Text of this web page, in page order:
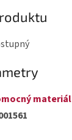
materiál